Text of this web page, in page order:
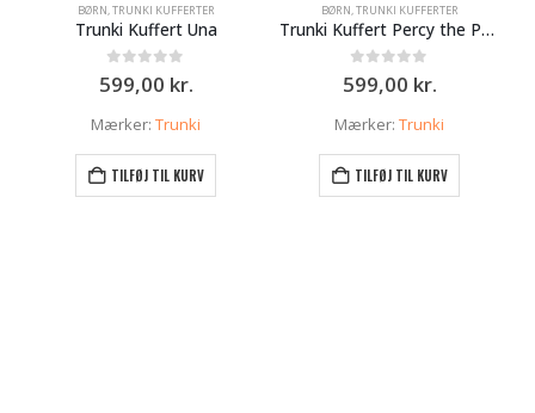
BØRN TRUNKI KUFFERTER
Trunki Kuffert Una
0ud af 5
599,00 kr.
Mærker: Trunki
TILFØJ TIL KURV
BØRN TRUNKI KUFFERTER
Trunki Kuffert Percy the Policecar
0ud af 5
599,00 kr.
Mærker: Trunki
TILFØJ TIL KURV